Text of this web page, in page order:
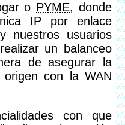
o PYME, donde
IP por enlace
nuestros usuarios
un balanceo
de asegurar la
con la WAN